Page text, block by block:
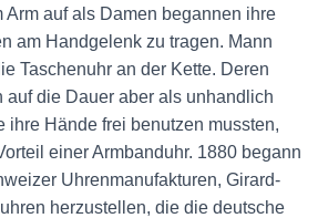
Arm auf als Damen begannen ihre
am Handgelenk zu tragen. Mann
Taschenuhr an der Kette. Deren
auf die Dauer aber als unhandlich
ihre Hände frei benutzen mussten,
einer Armbanduhr. 1880 begann
Uhrenmanufakturen, Girard-
herzustellen, die die deutsche